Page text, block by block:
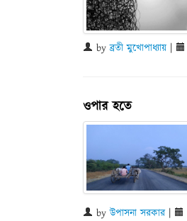
byব্রতী মুখোপাধ্যায় |
ওপার হতে
byউপাসনা সরকার|